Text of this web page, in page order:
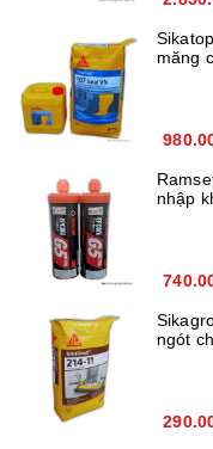
măng
nhập
ngót